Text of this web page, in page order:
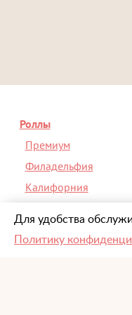
Роллы
Премиум
Филадельфия
Калифорния
Для удобства
Политику